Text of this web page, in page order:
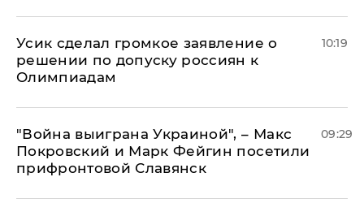
Усик сделал громкое заявление о
решении по допуску россиян к
Олимпиадам
10:19
"Война выиграна Украиной", – Макс
Покровский и Марк Фейгин посетили
прифронтовой Славянск
09:29